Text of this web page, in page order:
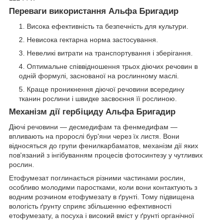
Переваги використання Альфа Бригадир
Висока ефективність та безпечність для культури.
Невисока гектарна норма застосування.
Невеликі витрати на транспортування і зберігання.
Оптимальне співвідношення трьох діючих речовин в
одній формулі, заснованої на рослинному маслі.
Краще проникнення діючої речовини всередину
тканин рослини і швидке засвоєння її рослиною.
Механізм дії гербіциду Альфа Бригадир
Діючі речовини — десмедифам та фенмедифам —
впливають на пророслі бур'яни через їх листя. Вони
відносяться до групи фенилкарбаматов, механізм дії яких
пов'язаний з інгібуванням процесів фотосинтезу у чутливих
рослин.
Етофумезат поглинається різними частинами рослин,
особливо молодими паростками, коли вони контактують з
водним розчином етофумезату в ґрунті. Тому підвищена
вологість ґрунту сприяє збільшенню ефективності
етофумезату, а посуха і високий вміст у ґрунті органічної